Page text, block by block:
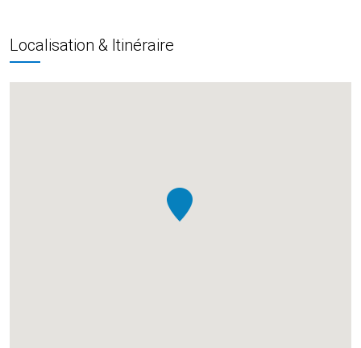
Localisation & Itinéraire